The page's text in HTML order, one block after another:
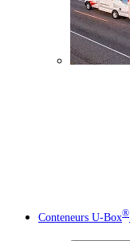
Conteneurs U-Box®